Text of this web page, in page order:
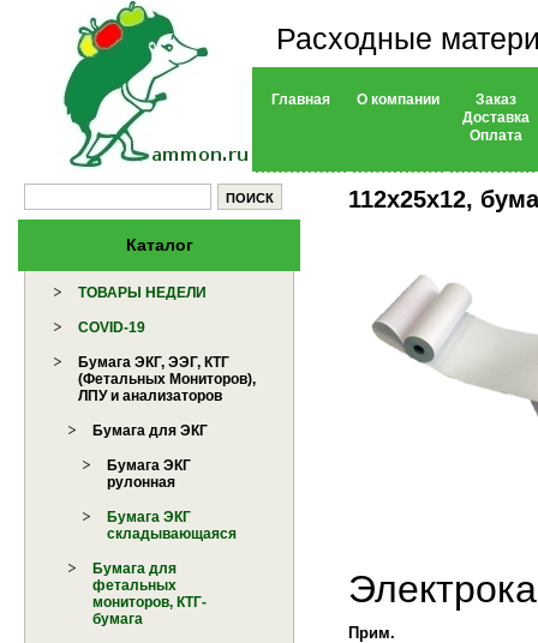
Расходные
Главная О компании
Заказ
Доставка
Оплата
Каталог
ТОВАРЫ НЕДЕЛИ
COVID-19
Бумага ЭКГ, ЭЭГ, КТГ
(Фетальных Мониторов),
ЛПУ и анализаторов
Бумага для ЭКГ
Бумага ЭКГ
рулонная
Бумага ЭКГ
складывающаяся
Бумага для
фетальных
мониторов, КТГ-
бумага
112х25х12,
Прим.